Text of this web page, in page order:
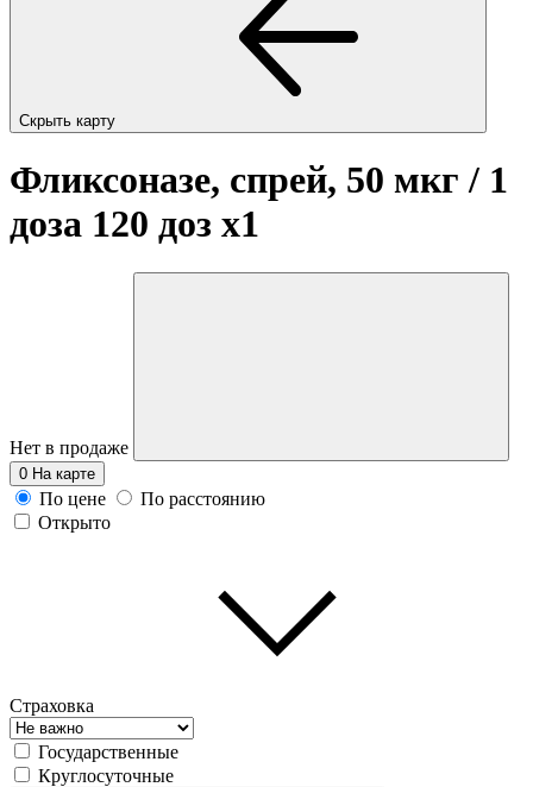
Скрыть карту
Фликсоназе, спрей, 50 мкг / 1
доза 120 доз x1
Нет в продаже
0 На карте
По цене
По расстоянию
Открыто
Страховка
Государственные
Круглосуточные